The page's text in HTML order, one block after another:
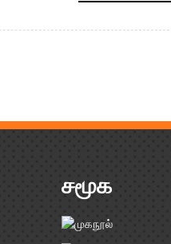
சமூக